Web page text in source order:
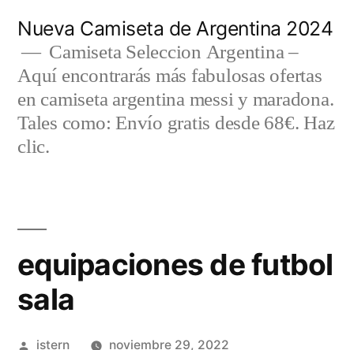
contenido
Nueva Camiseta de Argentina 2024
Camiseta Seleccion Argentina –
Aquí encontrarás más fabulosas ofertas
en camiseta argentina messi y maradona.
Tales como: Envío gratis desde 68€. Haz
clic.
equipaciones de futbol
sala
Publicado
istern noviembre 29, 2022